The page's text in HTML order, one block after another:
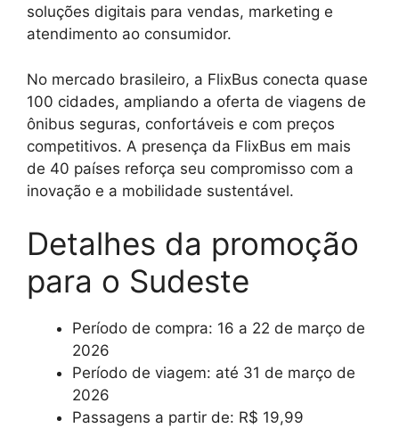
soluções digitais para vendas, marketing e
atendimento ao consumidor.
No mercado brasileiro, a FlixBus conecta quase
100 cidades, ampliando a oferta de viagens de
ônibus seguras, confortáveis e com preços
competitivos. A presença da FlixBus em mais
de 40 países reforça seu compromisso com a
inovação e a mobilidade sustentável.
Detalhes da promoção
para o Sudeste
Período de compra: 16 a 22 de março de
2026
Período de viagem: até 31 de março de
2026
Passagens a partir de: R$ 19,99